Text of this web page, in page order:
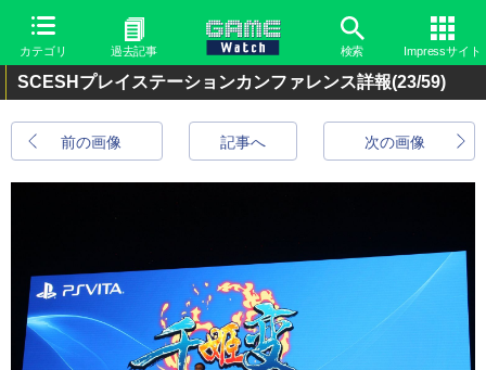
カテゴリ 過去記事 検索 Impressサイト
SCESHプレイステーションカンファレンス詳報(23/59)
前の画像 次の画像
記事へ